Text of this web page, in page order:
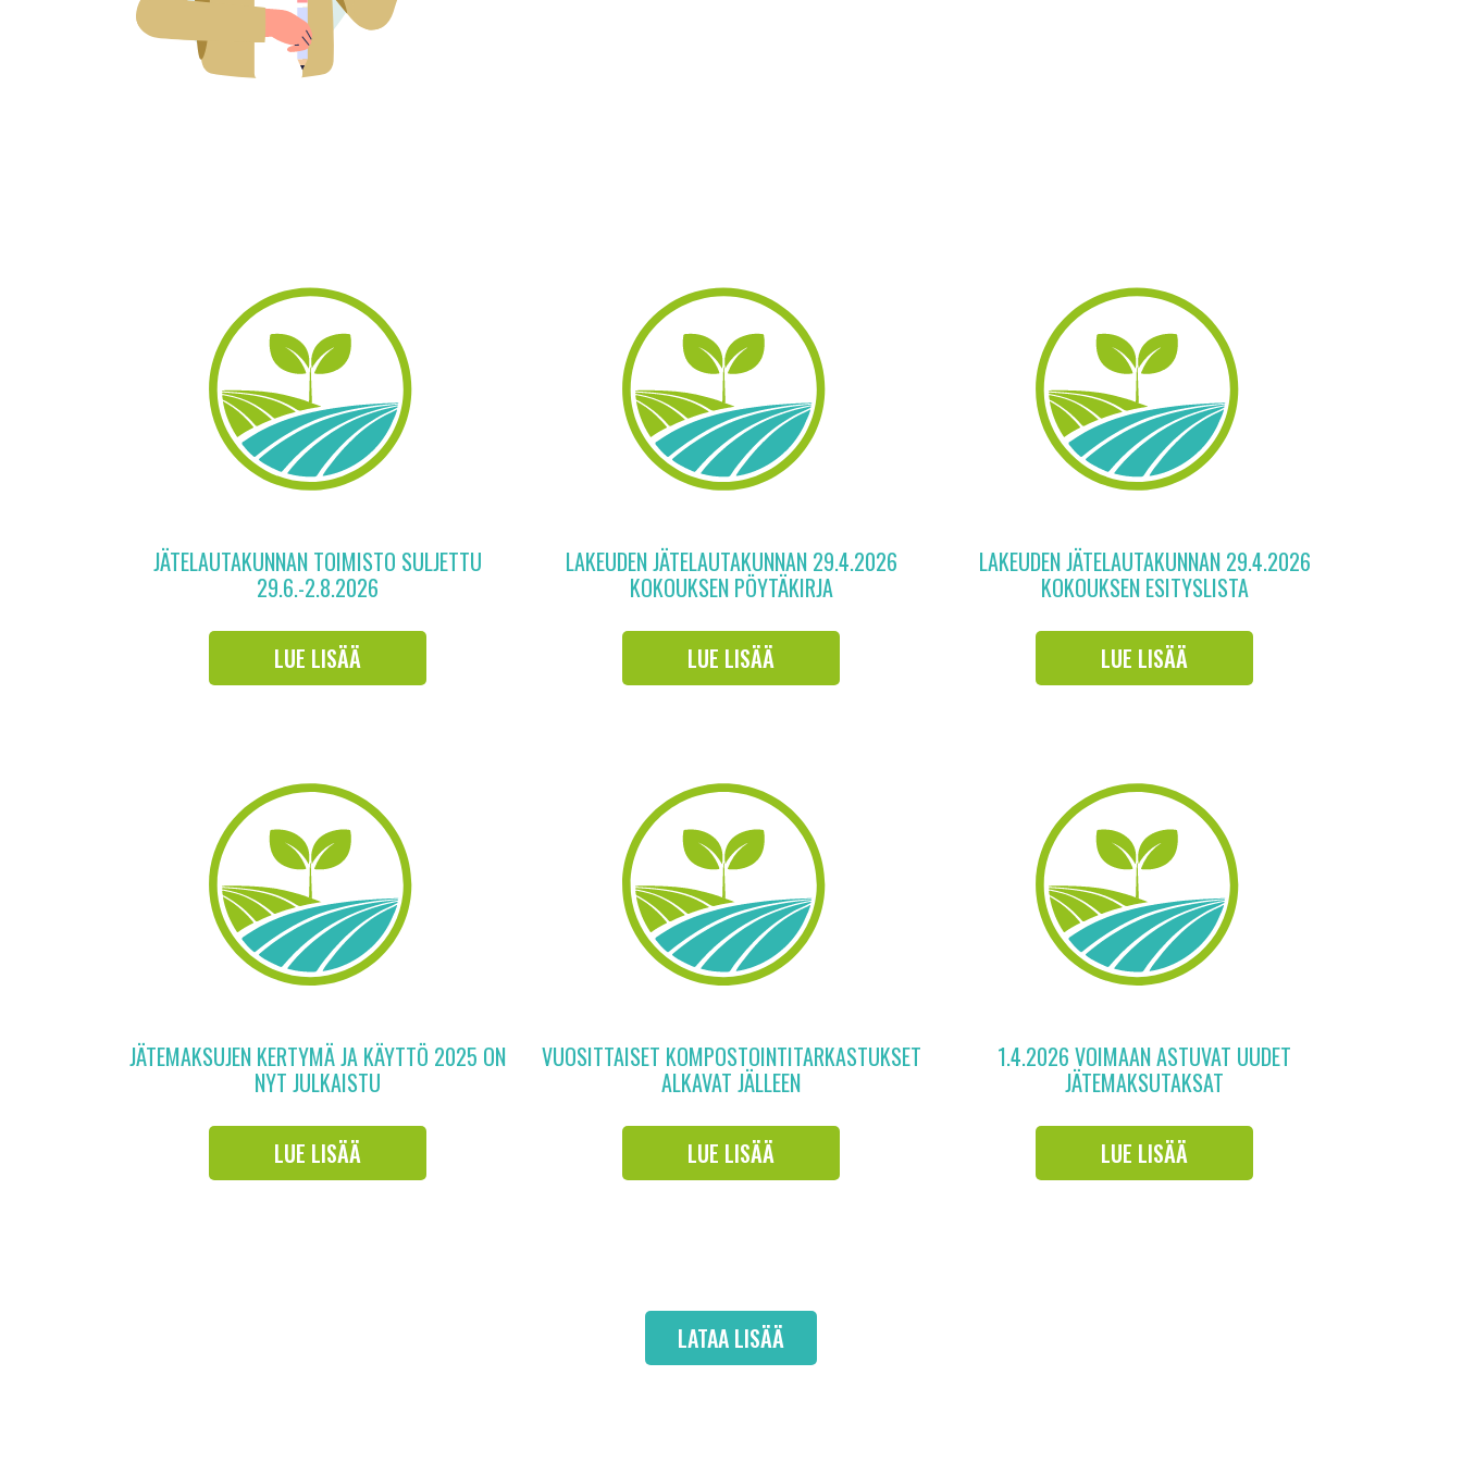
JÄTELAUTAKUNNAN TOIMISTO SULJETTU
29.6.-2.8.2026
LUE LISÄÄ
LAKEUDEN JÄTELAUTAKUNNAN 29.4.2026
KOKOUKSEN PÖYTÄKIRJA
LUE LISÄÄ
LAKEUDEN JÄTELAUTAKUNNAN 29.4.2026
KOKOUKSEN ESITYSLISTA
LUE LISÄÄ
JÄTEMAKSUJEN KERTYMÄ JA KÄYTTÖ 2025 ON
NYT JULKAISTU
LUE LISÄÄ
VUOSITTAISET KOMPOSTOINTITARKASTUKSET
ALKAVAT JÄLLEEN
LUE LISÄÄ
1.4.2026 VOIMAAN ASTUVAT UUDET
JÄTEMAKSUTAKSAT
LUE LISÄÄ
LATAA LISÄÄ